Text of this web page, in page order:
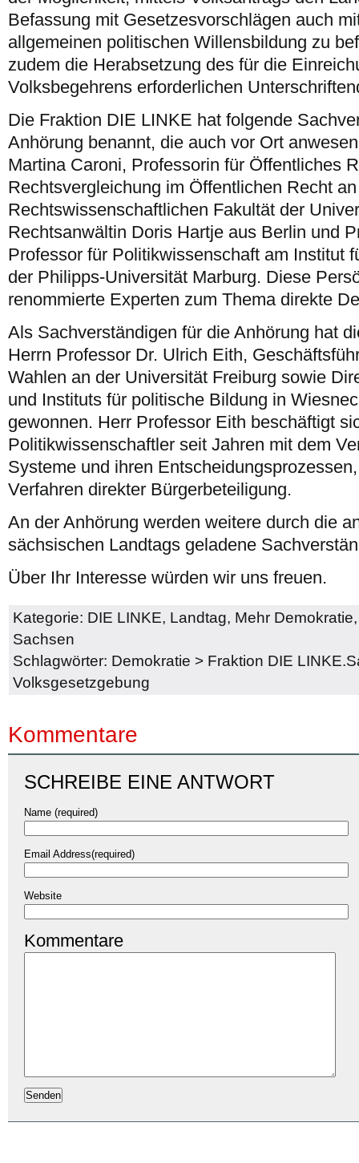
Befassung mit Gesetzesvorschlägen auch
allgemeinen politischen Willensbildung zu
zudem die Herabsetzung des für die
Volksbegehrens erforderlichen
Die Fraktion DIE LINKE hat folgende
Anhörung benannt, die auch vor Ort
Martina Caroni, Professorin für Öffentliches
Rechtsvergleichung im Öffentlichen Recht
Rechtswissenschaftlichen Fakultät der
Rechtsanwältin Doris Hartje aus Berlin und
Professor für Politikwissenschaft am Institut
der Philipps-Universität Marburg. Diese
renommierte Experten zum Thema direkte
Als Sachverständigen für die Anhörung hat
Herrn Professor Dr. Ulrich Eith,
Wahlen an der Universität Freiburg sowie
und Instituts für politische Bildung in
gewonnen. Herr Professor Eith beschäftigt
Politikwissenschaftler seit Jahren mit dem
Systeme und ihren
Verfahren direkter Bürgerbeteiligung.
An der Anhörung werden weitere durch die
sächsischen Landtags geladene
Über Ihr Interesse würden wir uns freuen.
Kategorie: DIE LINKE, Landtag, Mehr Demokratie
Sachsen
Schlagwörter: Demokratie > Fraktion DIE
Volksgesetzgebung
Kommentare
SCHREIBE EINE ANTWORT
Name (required)
Email Address(required)
Website
Kommentare